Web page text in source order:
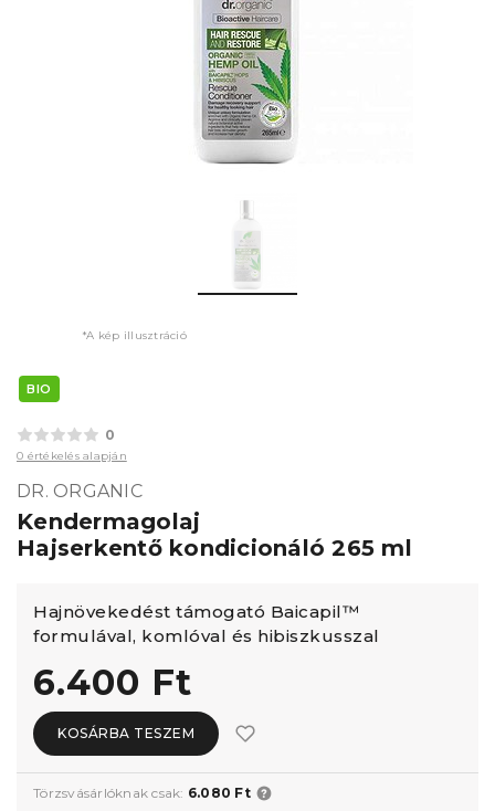
*A kép illusztráció
BIO
0
0 értékelés alapján
DR. ORGANIC
Kendermagolaj
Hajserkentő kondicionáló 265 ml
Hajnövekedést támogató Baicapil™
formulával, komlóval és hibiszkusszal
6.400 Ft
KOSÁRBA TESZEM
Törzsvásárlóknak csak: 6.080 Ft